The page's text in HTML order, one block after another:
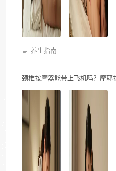
养生指南
颈椎按摩器能带上飞机吗？摩